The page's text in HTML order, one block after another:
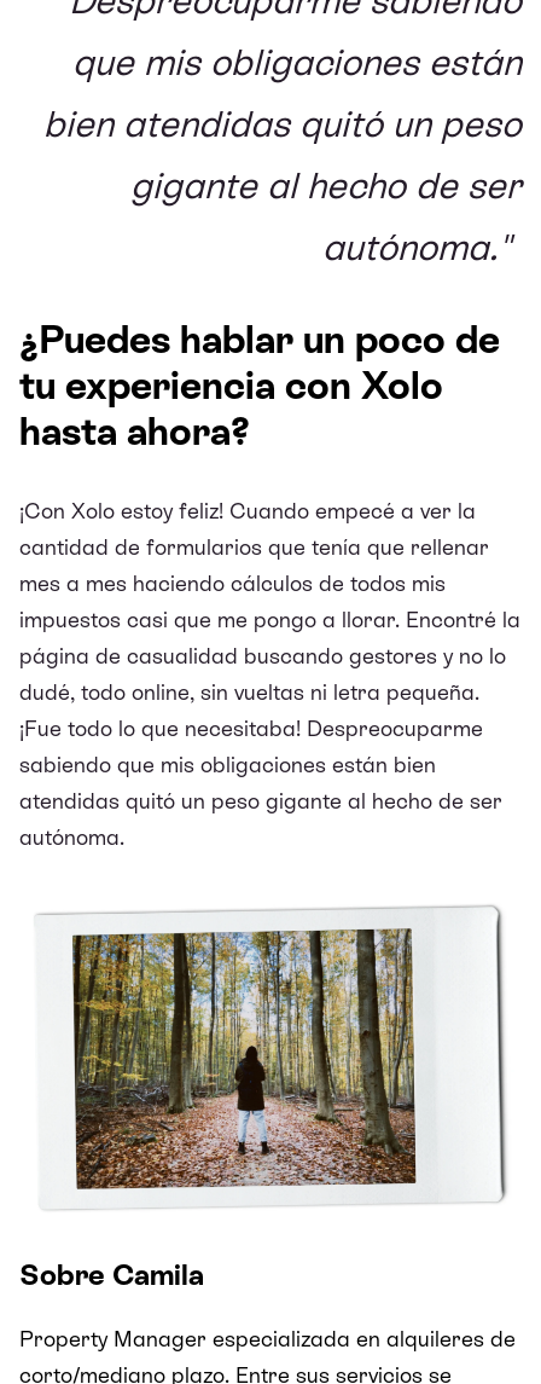
que mis obligaciones están
bien atendidas quitó un peso
gigante al hecho de ser
autónoma."
¿Puedes hablar un poco de
tu experiencia con Xolo
hasta ahora?
¡Con Xolo estoy feliz! Cuando empecé a ver la
cantidad de formularios que tenía que rellenar
mes a mes haciendo cálculos de todos mis
impuestos casi que me pongo a llorar. Encontré la
página de casualidad buscando gestores y no lo
dudé, todo online, sin vueltas ni letra pequeña.
¡Fue todo lo que necesitaba! Despreocuparme
sabiendo que mis obligaciones están bien
atendidas quitó un peso gigante al hecho de ser
autónoma.
Sobre Camila
Property Manager especializada en alquileres de
corto/mediano plazo. Entre sus servicios se